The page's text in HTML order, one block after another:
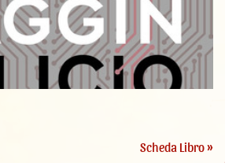
Scheda Libro »